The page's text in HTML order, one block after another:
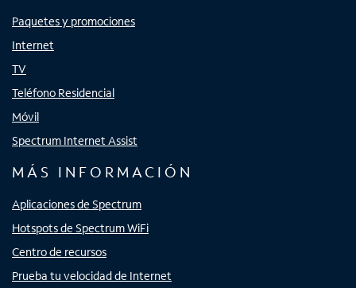
Paquetes y promociones
Internet
TV
Teléfono Residencial
Móvil
Spectrum Internet Assist
MÁS INFORMACIÓN
Aplicaciones de Spectrum
Hotspots de Spectrum WiFi
Centro de recursos
Prueba tu velocidad de Internet